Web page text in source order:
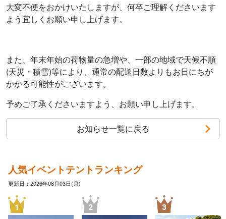
大変不便をおかけいたしますが、何卒ご理解くださいます
よう宜しくお願い申し上げます。
また、年末年始の荷物量の急増や、一部の地域で天候不順
(天災・積雪)等により、通常の配送日数よりもお日にちが
かかる可能性がございます。
予めご了承くださいますよう、お願い申し上げます。
お知らせ一覧に戻る
人気イベントテントランキング
更新日：2026年08月03日(月)